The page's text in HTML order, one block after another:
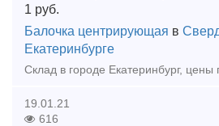
1 руб.
Балочка центрирующая в
Екатеринбурге
19.01.21
616